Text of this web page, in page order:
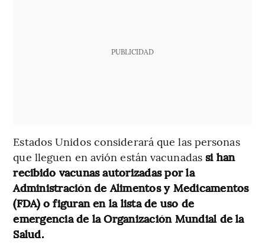
PUBLICIDAD
Estados Unidos considerará que las personas
que lleguen en avión están vacunadas si han
recibido vacunas autorizadas por la
Administración de Alimentos y Medicamentos
(FDA) o figuran en la lista de uso de
emergencia de la Organización Mundial de la
Salud.